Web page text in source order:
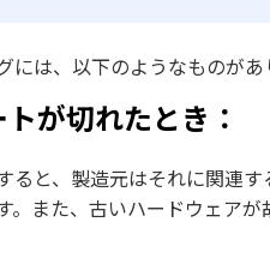
は、以下のようなものがあ
が切れたとき：
ると、製造元はそれに関連
。また、古いハードウェア